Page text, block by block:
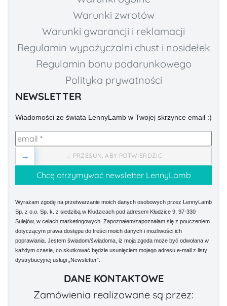
Warunki zwrotów
Warunki gwarancji i reklamacji
Regulamin wypożyczalni chust i nosidełek
Regulamin bonu podarunkowego
Polityka prywatności
NEWSLETTER
Wiadomości ze świata LennyLamb w Twojej skrzynce email :)
→ PRZESUŃ, ABY POTWIERDZIĆ
→
Wyrażam zgodę na przetwarzanie moich danych osobowych przez LennyLamb
Sp. z o.o. Sp. k. z siedzibą w Kłudzicach pod adresem Kłudzice 9, 97-330
Sulejów, w celach marketingowych. Zapoznałem/zapoznałam się z pouczeniem
dotyczącym prawa dostępu do treści moich danych i możliwości ich
poprawiania. Jestem świadom/świadoma, iż moja zgoda może być odwołana w
każdym czasie, co skutkować będzie usunięciem mojego adresu e-mail z listy
dystrybucyjnej usługi „Newsletter”.
DANE KONTAKTOWE
Zamówienia realizowane są przez: